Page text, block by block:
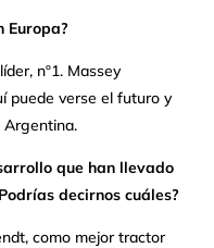
Europa?
nº1. Massey
puede verse el futuro y
Argentina.
que han llevado
decirnos cuáles?
como mejor tractor